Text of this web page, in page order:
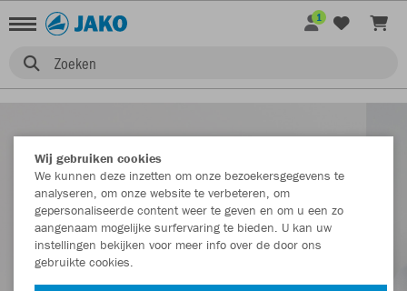
Zoeken
1
Wij gebruiken cookies
We kunnen deze inzetten om onze bezoekersgegevens te
analyseren, om onze website te verbeteren, om
gepersonaliseerde content weer te geven en om u een zo
aangenaam mogelijke surfervaring te bieden. U kan uw
instellingen bekijken voor meer info over de door ons
gebruikte cookies.